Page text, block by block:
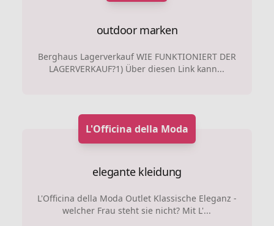
outdoor marken
Berghaus Lagerverkauf WIE FUNKTIONIERT DER
LAGERVERKAUF?1) Über diesen Link kann...
L'Officina della Moda
elegante kleidung
L'Officina della Moda Outlet Klassische Eleganz -
welcher Frau steht sie nicht? Mit L'...